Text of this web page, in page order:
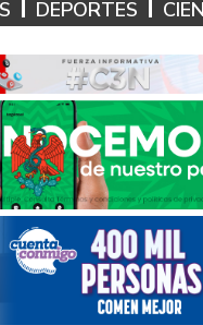
DEPORTES